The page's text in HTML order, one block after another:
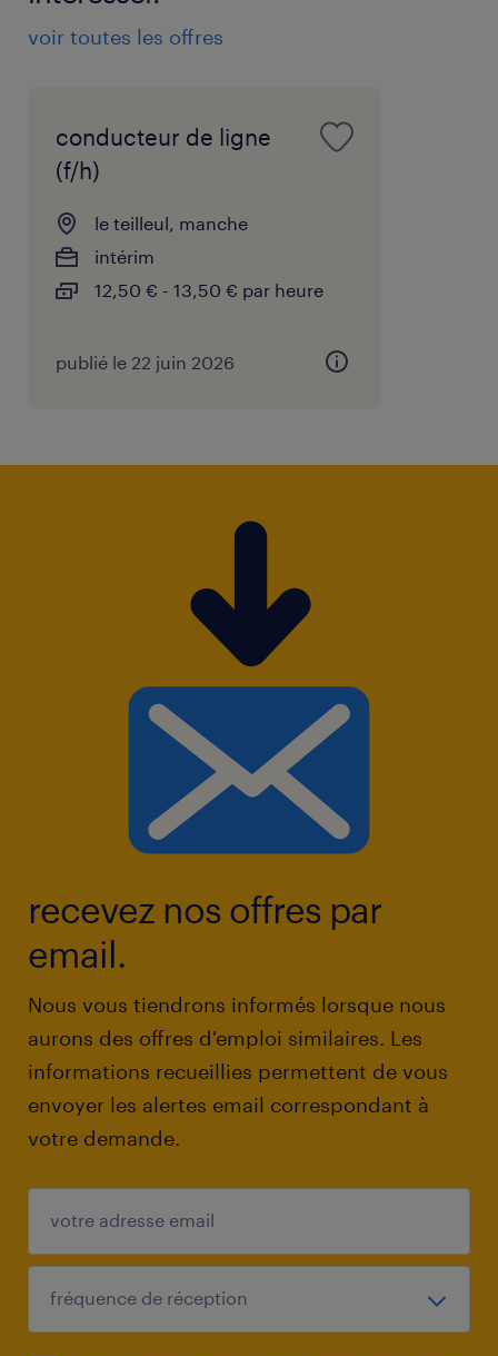
voir toutes les offres
conducteur de ligne
(f/h)
le teilleul, manche
intérim
12,50 € - 13,50 € par heure
publié le 22 juin 2026
recevez nos offres par
email.
Nous vous tiendrons informés lorsque nous
aurons des offres d'emploi similaires. Les
informations recueillies permettent de vous
envoyer les alertes email correspondant à
votre demande.